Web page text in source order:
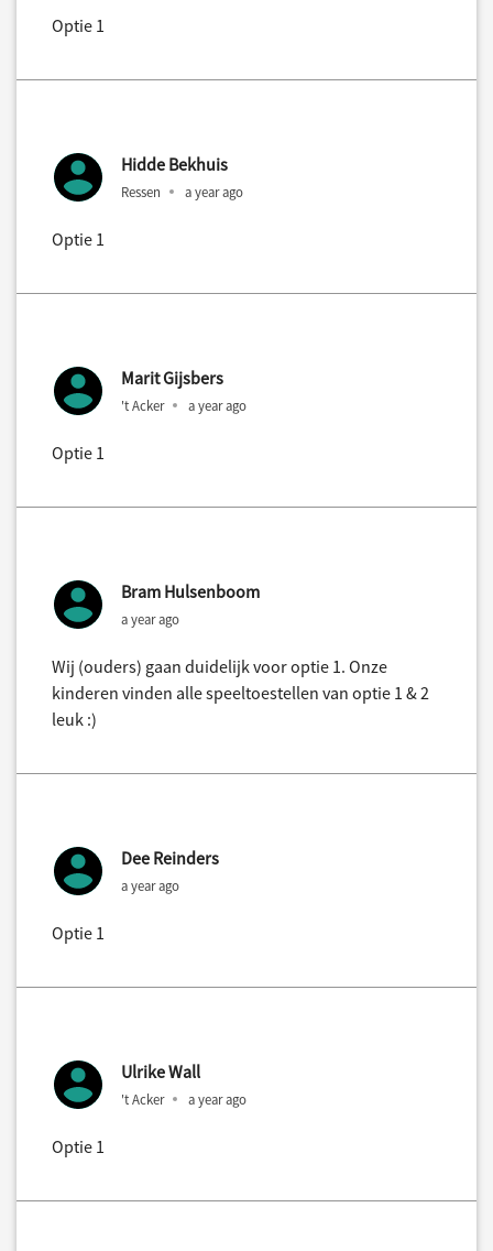
Optie 1
Hidde Bekhuis
Ressen a year ago
Optie 1
Marit Gijsbers
't Acker a year ago
Optie 1
Bram Hulsenboom
a year ago
Wij (ouders) gaan duidelijk voor optie 1. Onze
kinderen vinden alle speeltoestellen van optie 1 & 2
leuk :)
Dee Reinders
a year ago
Optie 1
Ulrike Wall
't Acker a year ago
Optie 1